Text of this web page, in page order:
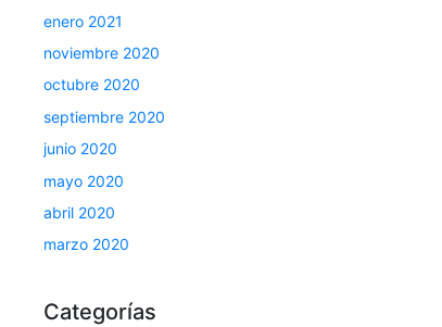
enero 2021
noviembre 2020
octubre 2020
septiembre 2020
junio 2020
mayo 2020
abril 2020
marzo 2020
Categorías